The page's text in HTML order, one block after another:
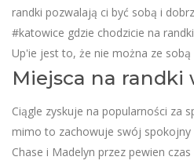
randki pozwalają ci być sobą i
#katowice gdzie chodzicie na
Up'ie jest to, że nie można ze sobą
Miejsca na randki
Ciągle zyskuje na popularności za
mimo to zachowuje swój
Chase i Madelyn przez pewien